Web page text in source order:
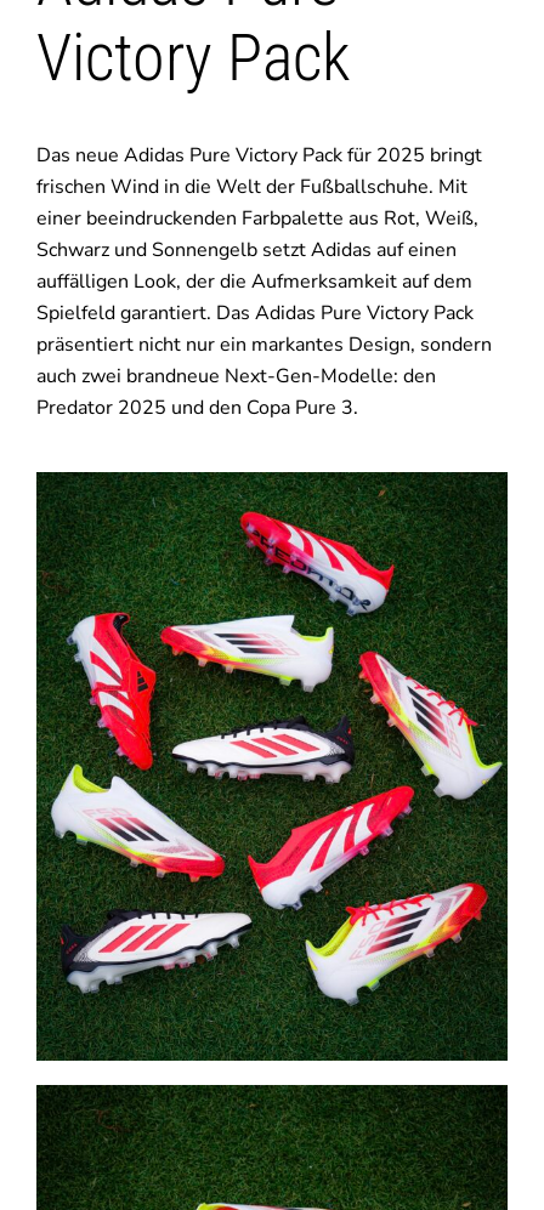
Victory Pack
Das neue Adidas Pure Victory Pack für 2025 bringt
frischen Wind in die Welt der Fußballschuhe. Mit
einer beeindruckenden Farbpalette aus Rot, Weiß,
Schwarz und Sonnengelb setzt Adidas auf einen
auffälligen Look, der die Aufmerksamkeit auf dem
Spielfeld garantiert. Das Adidas Pure Victory Pack
präsentiert nicht nur ein markantes Design, sondern
auch zwei brandneue Next-Gen-Modelle: den
Predator 2025 und den Copa Pure 3.